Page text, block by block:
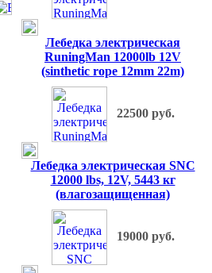
Лебедка электрическая
RuningMan 12000lb 12V
(sinthetic rope 12mm 22m)
22500 руб.
Лебедка электрическая SNC
12000 lbs, 12V, 5443 кг
(влагозащищенная)
19000 руб.